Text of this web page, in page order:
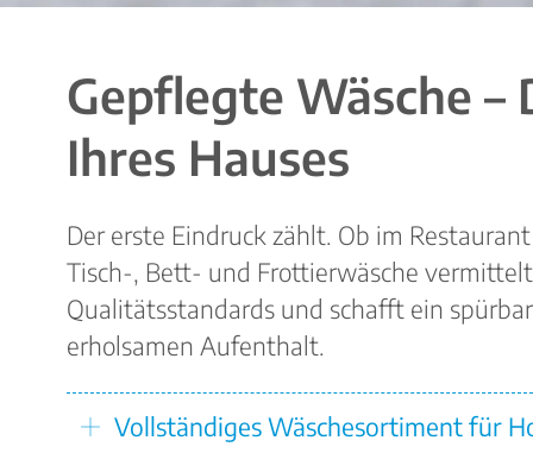
Gepflegte Wäsche –
Ihres Hauses
Der erste Eindruck zählt. Ob im
Tisch-, Bett- und Frottierwäsche
Qualitätsstandards und schafft ein
erholsamen Aufenthalt.
Vollständiges Wäschesortiment für